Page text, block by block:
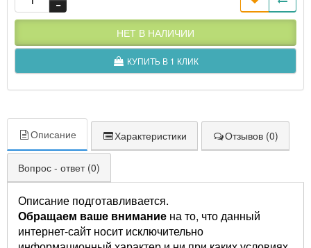
НЕТ В НАЛИЧИИ
КУПИТЬ В 1 КЛИК
Описание Характеристики Отзывов (0)
Вопрос - ответ (0)
Описание подготавливается.
Обращаем ваше внимание на то, что данный
интернет-сайт носит исключительно